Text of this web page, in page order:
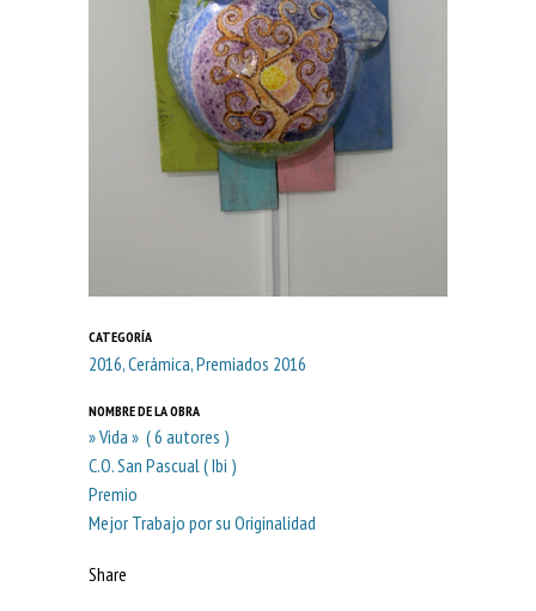
CATEGORÍA
2016, Cerámica, Premiados 2016
NOMBRE DE LA OBRA
» Vida » ( 6 autores )
C.O. San Pascual ( Ibi )
Premio
Mejor Trabajo por su Originalidad
Share